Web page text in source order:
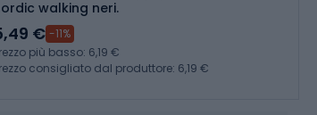
walking neri.
€ -11%
più basso: 6,19 €
consigliato dal produttore: 6,19 €